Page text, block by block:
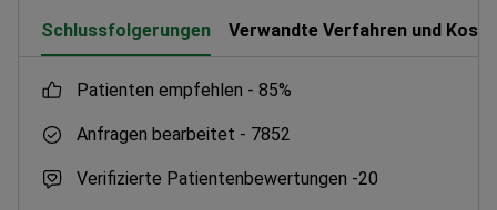
Schlussfolgerungen Verwandte Verfahren und
Patienten empfehlen - 85%
Anfragen bearbeitet - 7852
Verifizierte Patientenbewertungen -20